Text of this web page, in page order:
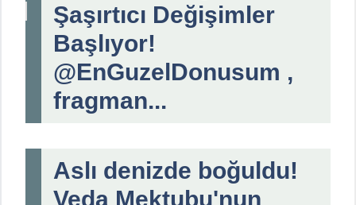
Şaşırtıcı Değişimler
Başlıyor!
@EnGuzelDonusum ,
fragman...
Aslı denizde boğuldu!
Veda Mektubu'nun